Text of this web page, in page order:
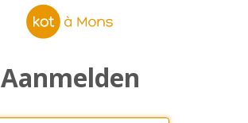
Aanmelden